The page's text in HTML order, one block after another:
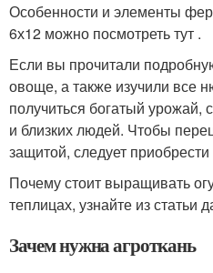
Особенности и элементы
6х12 можно посмотреть тут .
Если вы прочитали
овоще, а также изучили все
получиться богатый урожай,
и близких людей. Чтобы
защитой, следует
Почему стоит выращивать
теплицах, узнайте из статьи
Зачем нужна агроткань